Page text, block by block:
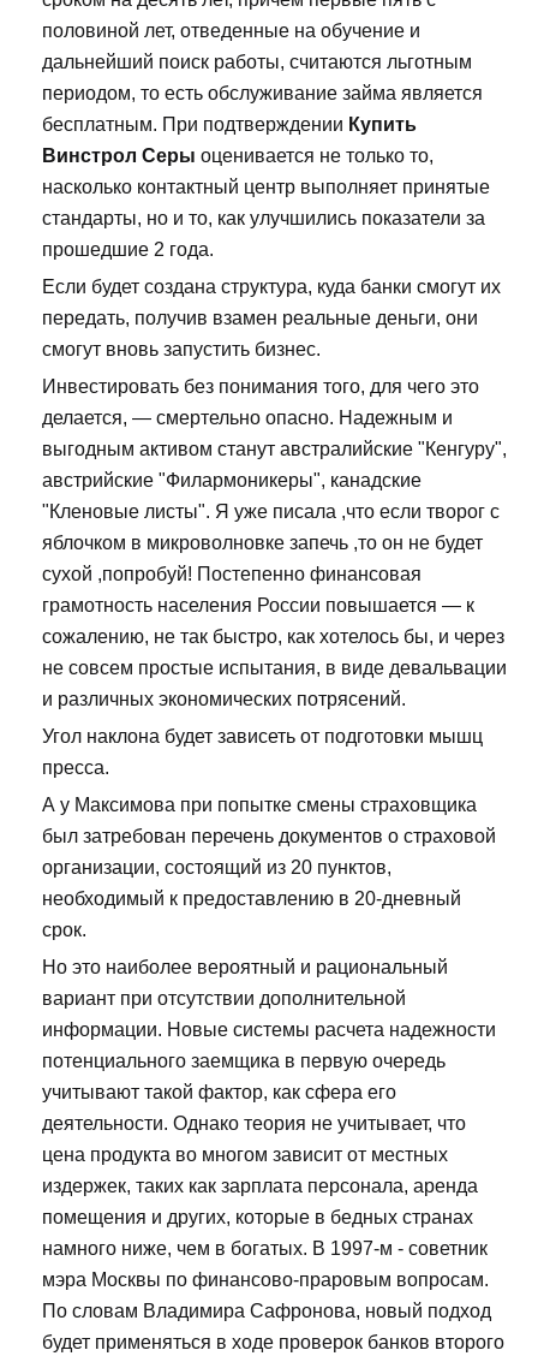
половиной лет, отведенные на обучение и
дальнейший поиск работы, считаются льготным
периодом, то есть обслуживание займа является
бесплатным. При подтверждении Купить
Винстрол Серы оценивается не только то,
насколько контактный центр выполняет принятые
стандарты, но и то, как улучшились показатели за
прошедшие 2 года.
Если будет создана структура, куда банки смогут их
передать, получив взамен реальные деньги, они
смогут вновь запустить бизнес.
Инвестировать без понимания того, для чего это
делается, — смертельно опасно. Надежным и
выгодным активом станут австралийские "Кенгуру",
австрийские "Филармоникеры", канадские
"Кленовые листы". Я уже писала ,что если творог с
яблочком в микроволновке запечь ,то он не будет
сухой ,попробуй! Постепенно финансовая
грамотность населения России повышается — к
сожалению, не так быстро, как хотелось бы, и через
не совсем простые испытания, в виде девальвации
и различных экономических потрясений.
Угол наклона будет зависеть от подготовки мышц
пресса.
А у Максимова при попытке смены страховщика
был затребован перечень документов о страховой
организации, состоящий из 20 пунктов,
необходимый к предоставлению в 20-дневный
срок.
Но это наиболее вероятный и рациональный
вариант при отсутствии дополнительной
информации. Новые системы расчета надежности
потенциального заемщика в первую очередь
учитывают такой фактор, как сфера его
деятельности. Однако теория не учитывает, что
цена продукта во многом зависит от местных
издержек, таких как зарплата персонала, аренда
помещения и других, которые в бедных странах
намного ниже, чем в богатых. В 1997-м - советник
мэра Москвы по финансово-праровым вопросам.
По словам Владимира Сафронова, новый подход
будет применяться в ходе проверок банков второго